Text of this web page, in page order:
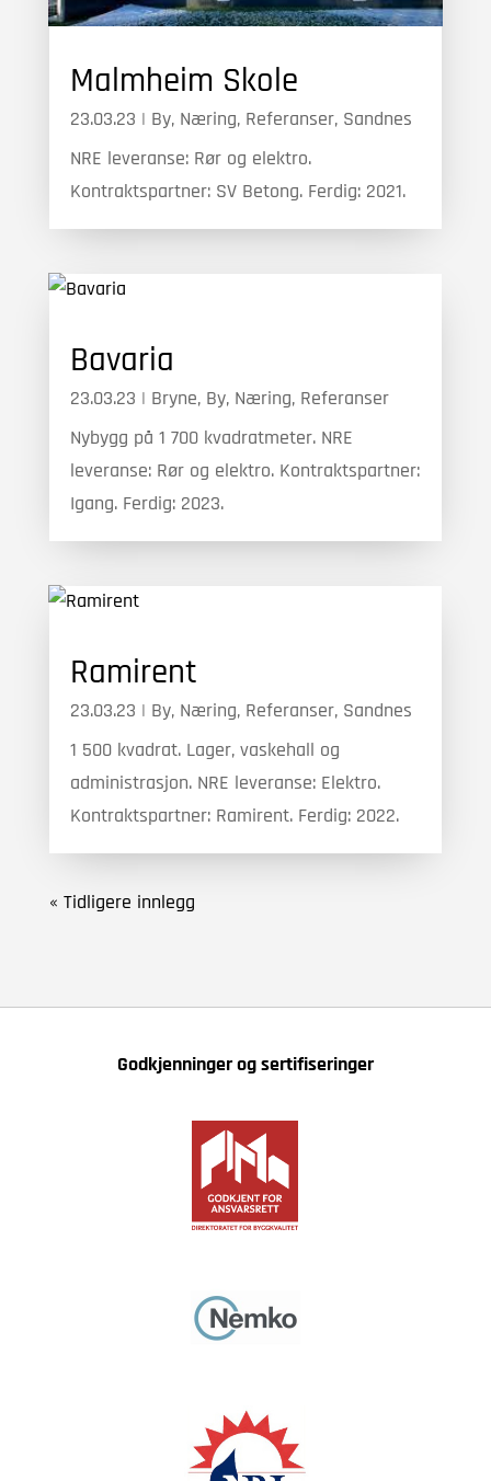
Malmheim Skole
23.03.23 | By, Næring, Referanser, Sandnes
NRE leveranse: Rør og elektro.
Kontraktspartner: SV Betong. Ferdig: 2021.
Bavaria
23.03.23 | Bryne, By, Næring, Referanser
Nybygg på 1 700 kvadratmeter. NRE
leveranse: Rør og elektro. Kontraktspartner:
Igang. Ferdig: 2023.
Ramirent
23.03.23 | By, Næring, Referanser, Sandnes
1 500 kvadrat. Lager, vaskehall og
administrasjon. NRE leveranse: Elektro.
Kontraktspartner: Ramirent. Ferdig: 2022.
« Tidligere innlegg
Godkjenninger og sertifiseringer